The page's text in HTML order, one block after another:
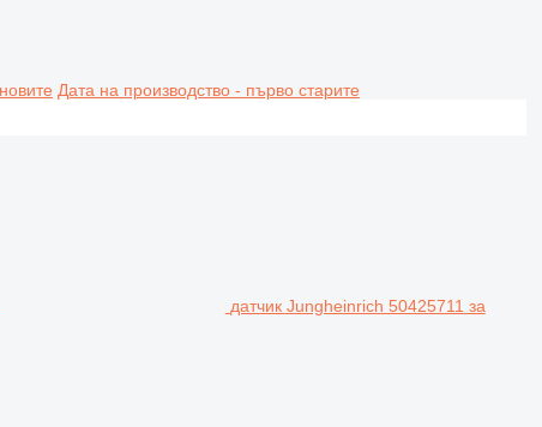
Дата на производство - първо старите
датчик Jungheinrich 50425711 за